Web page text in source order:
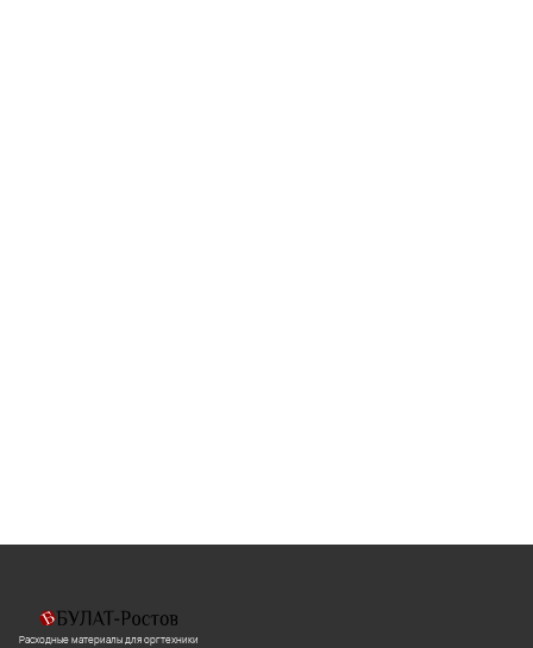
Расходные материалы для оргтехники